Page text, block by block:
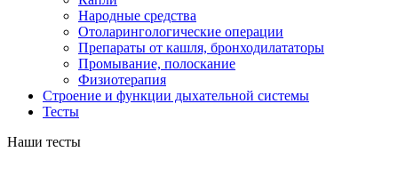
Народные средства
Отоларингологические операции
Препараты от кашля, бронходилататоры
Промывание, полоскание
Физиотерапия
Строение и функции дыхательной системы
Тесты
Наши тесты